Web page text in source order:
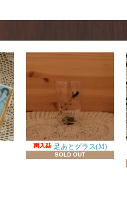
足あとグラス(M)
SOLD OUT